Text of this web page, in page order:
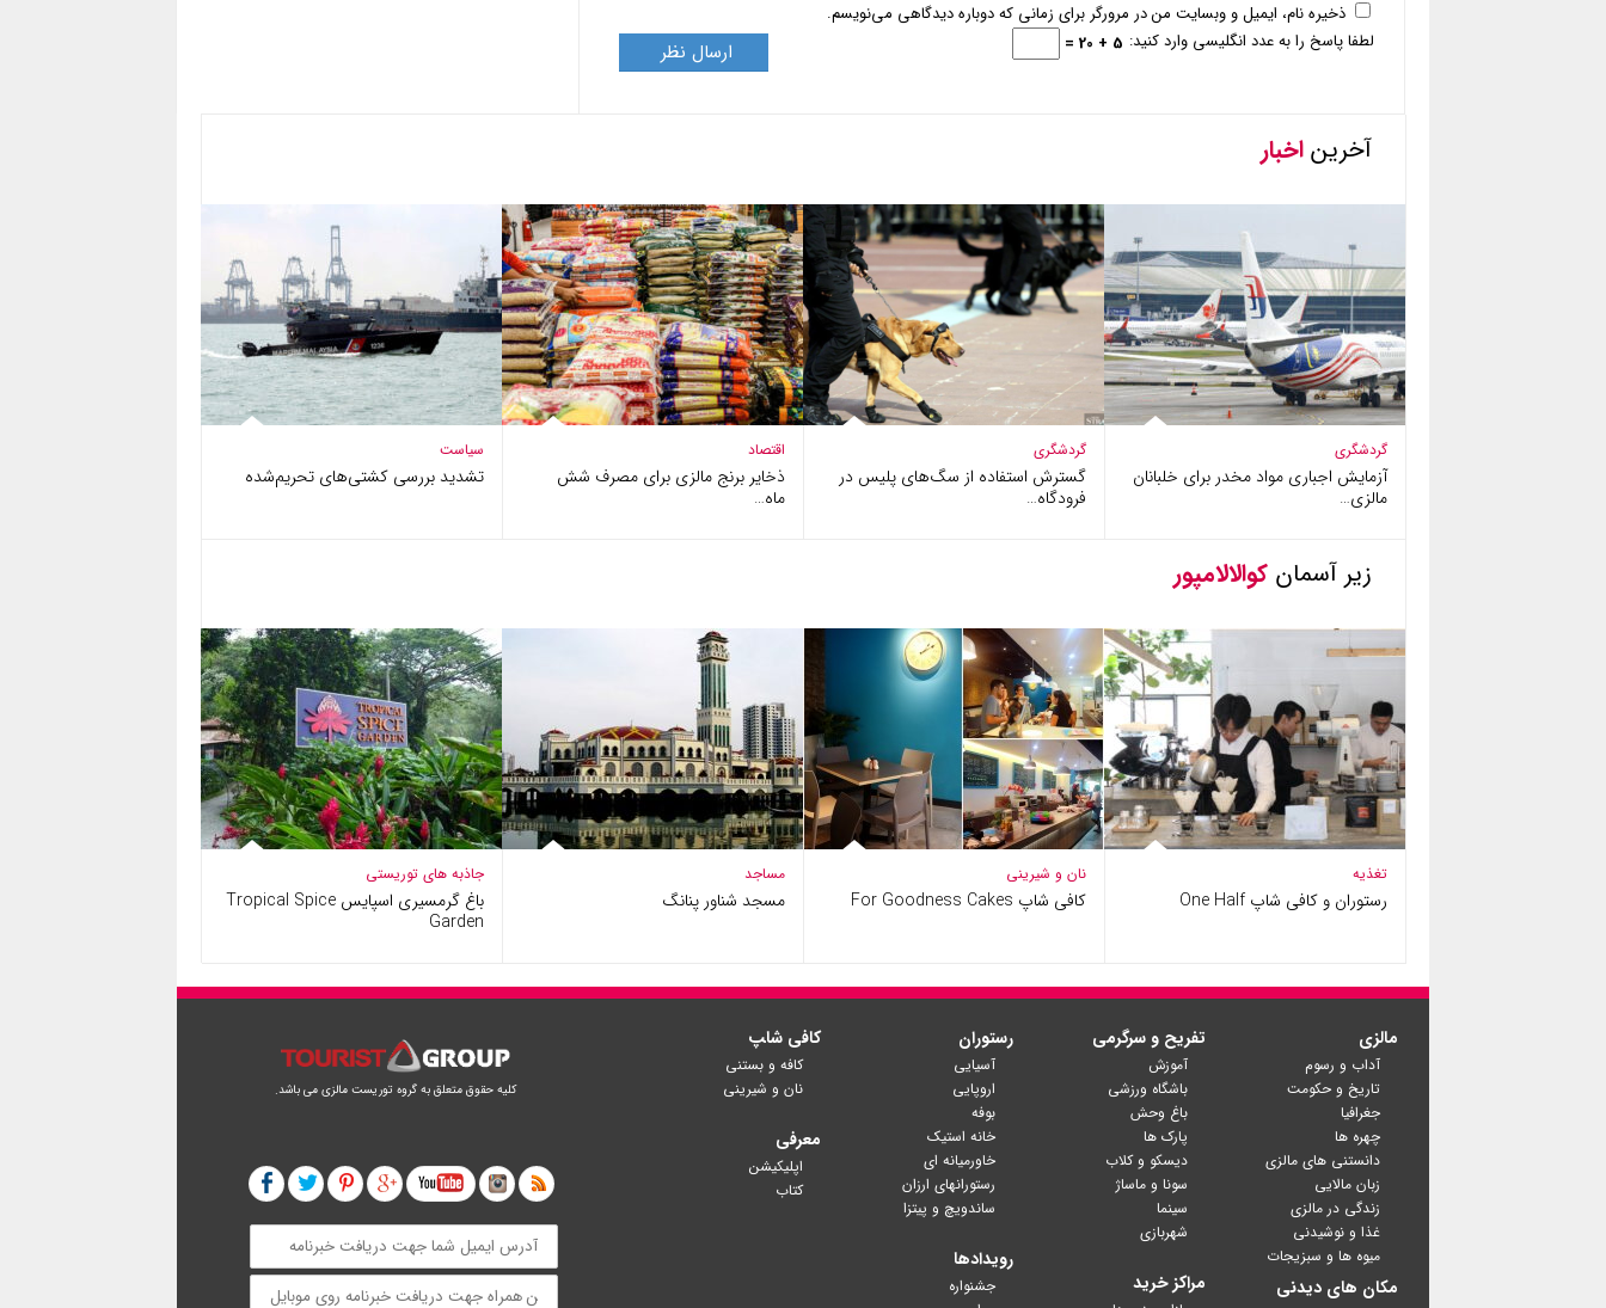
ذخیره نام، ایمیل و وبسایت من در مرورگر برای زمانی که دوباره دیدگاهی می‌نویسم.
لطفا پاسخ را به عدد انگلیسی وارد کنید: 5 + 20 =
آخریناخبار
گردشگری
آزمایش اجباری مواد مخدر برای خلبانان
مالزی…
گردشگری
گسترش استفاده از سگ‌های پلیس در
فرودگاه…
اقتصاد
ذخایر برنج مالزی برای مصرف شش
ماه…
سیاست
تشدید بررسی کشتی‌های تحریم‌شده
زیر آسمان کوالالامپور
تغذیه
رستوران و کافی شاپ One Half
نان و شیرینی
کافی شاپ For Goodness Cakes
مساجد
مسجد شناور پنانگ
جاذبه های توریستی
باغ گرمسیری اسپایس Tropical Spice
Garden
مالزی
آداب و رسوم
تاریخ و حکومت
جغرافیا
چهره ها
دانستنی های مالزی
زبان مالایی
زندگی در مالزی
غذا و نوشیدنی
میوه ها و سبزیجات
مکان های دیدنی
تفریح و سرگرمی
آموزش
باشگاه ورزشی
باغ وحش
پارک ها
دیسکو و کلاب
سونا و ماساژ
سینما
شهربازی
مراکز خرید
رستوران
آسیایی
اروپایی
بوفه
خانه استیک
خاورمیانه ای
رستورانهای ارزان
ساندویچ و پیتزا
رویدادها
جشنواره
کافی شا‍پ
کافه و بستنی
نان و شیرینی
معرفی
اپلیکیشن
کتاب
کلیه حقوق متعلق به گروه توریست مالزی می باشد.